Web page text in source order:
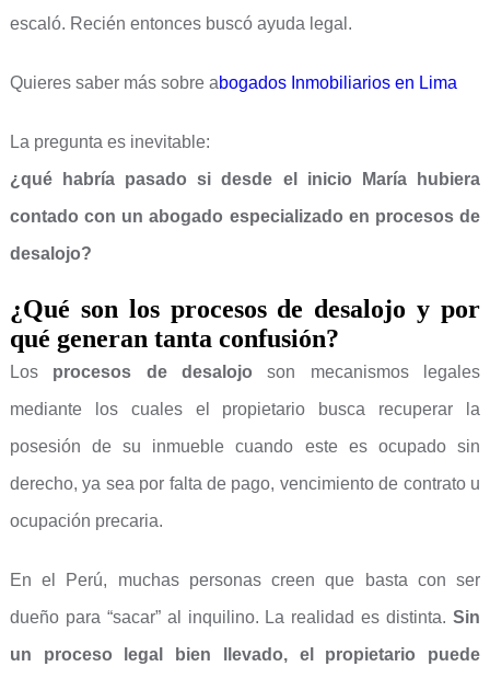
escaló. Recién entonces buscó ayuda legal.
Quieres saber más sobre abogados Inmobiliarios en Lima
La pregunta es inevitable:
¿qué habría pasado si desde el inicio María hubiera
contado con un abogado especializado en procesos de
desalojo?
¿Qué son los procesos de desalojo y por
qué generan tanta confusión?
Los procesos de desalojo son mecanismos legales
mediante los cuales el propietario busca recuperar la
posesión de su inmueble cuando este es ocupado sin
derecho, ya sea por falta de pago, vencimiento de contrato u
ocupación precaria.
En el Perú, muchas personas creen que basta con ser
dueño para “sacar” al inquilino. La realidad es distinta.Sin
un proceso legal bien llevado, el propietario puede